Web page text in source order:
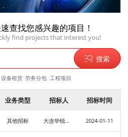
查找您感兴趣的项目！
find projects that interest you!
搜索
设备租赁 劳务分包 工程项目
业务类型 招标人 招标时间
其他招标 大连华锐重工集团股份有限公司冶电设备制造事业部 2024-01-11